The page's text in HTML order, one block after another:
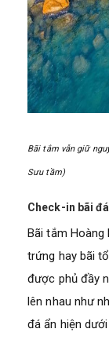
Bãi tắm vẫn giữ
Sưu tầm)
Check-in bãi
Bãi tắm
trứng hay bãi
được phủ đầy
lên nhau như
đá ẩn hiện